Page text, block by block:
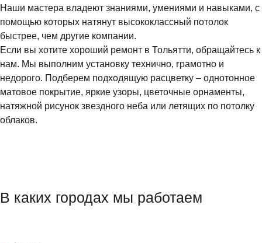
Наши мастера владеют знаниями, умениями и навыками, с
помощью которых натянут высококлассный потолок
быстрее, чем другие компании.
Если вы хотите хороший ремонт в Тольятти, обращайтесь к
нам. Мы выполним установку технично, грамотно и
недорого. Подберем подходящую расцветку – однотонное
матовое покрытие, яркие узоры, цветочные орнаменты,
натяжной рисунок звездного неба или летящих по потолку
облаков.
В каких городах мы работаем